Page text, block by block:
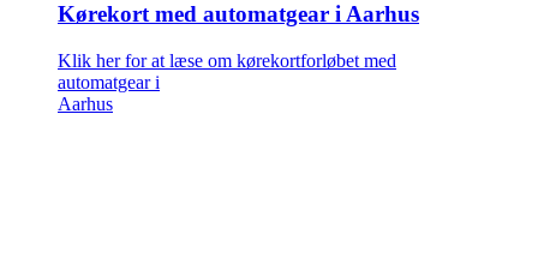
Kørekort med automatgear i Aarhus
Klik her for at læse om kørekortforløbet med
automatgear i
Aarhus